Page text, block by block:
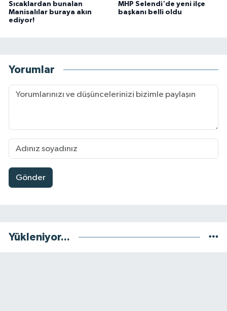
Sıcaklardan bunalan
Manisalılar buraya akın
ediyor!
MHP Selendi'de yeni ilçe
başkanı belli oldu
Yorumlar
Gönder
Yükleniyor...